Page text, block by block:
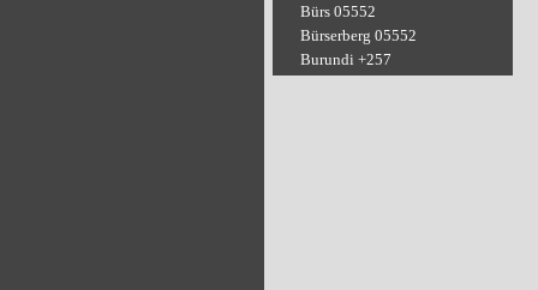
Bürs 05552
Bürserberg 05552
Burundi +257